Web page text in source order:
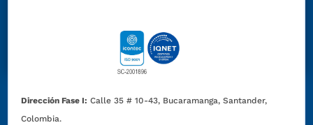
Dirección Fase I: Calle 35 # 10-43, Bucaramanga, Santander,
Colombia.